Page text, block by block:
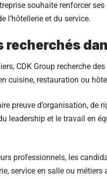
souhaite renforcer
l’hôtellerie et du service.
recherchés
CDK Group recherche
cuisine, restauration ou
preuve d’organisation, de
leadership et le travail en
professionnels, les
service en salle ou métiers